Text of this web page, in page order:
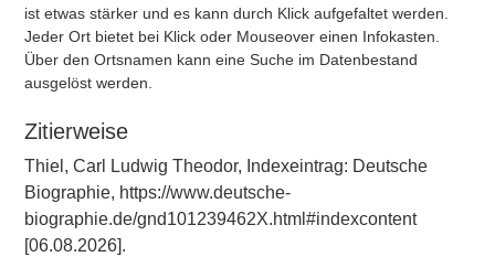
ist etwas stärker und es kann durch Klick aufgefaltet werden.
Jeder Ort bietet bei Klick oder Mouseover einen Infokasten.
Über den Ortsnamen kann eine Suche im Datenbestand
ausgelöst werden.
Zitierweise
Thiel, Carl Ludwig Theodor, Indexeintrag: Deutsche
Biographie, https://www.deutsche-
biographie.de/gnd101239462X.html#indexcontent
[06.08.2026].